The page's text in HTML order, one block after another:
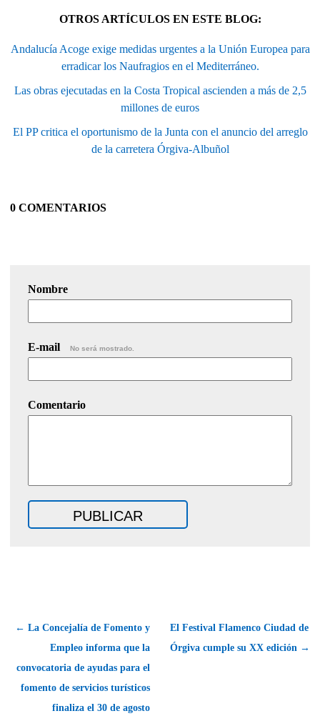
OTROS ARTÍCULOS EN ESTE BLOG:
Andalucía Acoge exige medidas urgentes a la Unión Europea para
erradicar los Naufragios en el Mediterráneo.
Las obras ejecutadas en la Costa Tropical ascienden a más de 2,5
millones de euros
El PP critica el oportunismo de la Junta con el anuncio del arreglo
de la carretera Órgiva-Albuñol
0 COMENTARIOS
Nombre
E-mail No será mostrado.
Comentario
← La Concejalía de Fomento y
Empleo informa que la
convocatoria de ayudas para el
fomento de servicios turísticos
finaliza el 30 de agosto
El Festival Flamenco Ciudad de
Órgiva cumple su XX edición →